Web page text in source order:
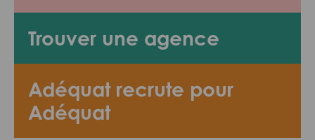
Trouver une agence
Adéquat recrute pour
Adéquat